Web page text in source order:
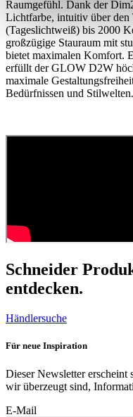
Raumgefühl. Dank der
Lichtfarbe, intuitiv über
(Tageslichtweiß) bis 2000
großzügige Stauraum mit
bietet maximalen Komfort.
erfüllt der GLOW D2W
maximale
Bedürfnissen und Stilwelten.
Schneider
entdecken.
Händlersuche
Für neue Inspiration
Dieser Newsletter erscheint
wir überzeugt sind,
E-Mail